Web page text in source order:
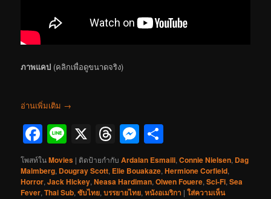
ภาพแคป (คลิกเพื่อดูขนาดจริง)
อ่านเพิ่มเติม →
Facebook
Line
X Threads
Messenger
โพสท์ในMovies | ติดป้ายกำกับ Ardalan Esmaili,Connie Nielsen, Dag
Malmberg, Dougray Scott, Elie Bouakaze,Hermione Corfield,
Horror,Jack Hickey,Neasa Hardiman,Olwen Fouere,Sci-Fi,Sea
Fever,Thai Sub,ซับไทย,บรรยายไทย,หนังอเมริกา |ใส่ความเห็น